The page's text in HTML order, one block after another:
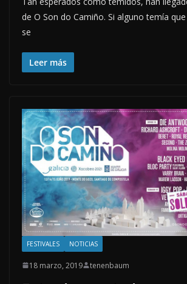
de O Son do Camiño. Si alguno temía
se
Leer más
FESTIVALES NOTICIAS
18 marzo, 2019 tenenbaum